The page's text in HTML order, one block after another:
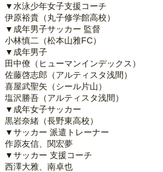
▼水泳少年女子支援コーチ
伊原裕貴（丸子修学館高校）
▼成年男子サッカー 監督
小林慎二（松本山雅FC）
▼成年男子
田中僚（ヒューマンインデックス）
佐藤啓志郎（アルティスタ浅間）
喜屋武聖矢（シール片山）
塩沢勝吾（アルティスタ浅間）
▼成年女子サッカー
黒岩奈緒（長野東高校）
▼サッカー 派遣トレーナー
作原友信、関宏夢
▼サッカー 支援コーチ
西澤大雅、南卓也